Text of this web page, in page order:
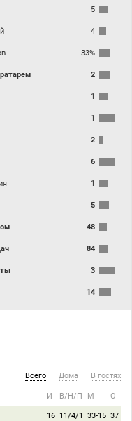
5
4
33%
2
1
1
2
6
1
5
48
84
3
14
Всего Дома В гостях
И В/Н/П М О
16 11/4/1 33-15 37